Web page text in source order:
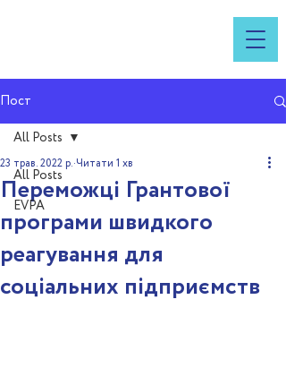
Пост
All Posts
EVPA
All Posts
Переможці Грантової
програми швидкого
реагування для
соціальних підприємств
23 трав. 2022 р. Читати 1 хв